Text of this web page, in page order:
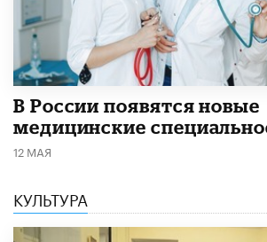
В России появятся новые
медицинские
12 МАЯ
КУЛЬТУРА